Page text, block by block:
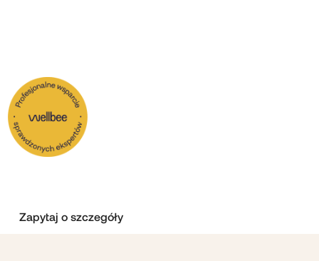
Twoją organizację
Zadbaj o zdrowie psychiczne swojego zespołu, a my
pomożemy Ci zbudować przestrzeń, w której pracownicy
czują się bezpiecznie, a ich zaangażowanie przekłada się
Zapytaj o szczegóły